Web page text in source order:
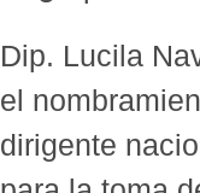
Dip. Lucila
el
dirigente